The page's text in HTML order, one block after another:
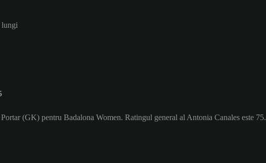
lungi
(GK) pentru Badalona Women. Ratingul general al Antonia Canales este 75.